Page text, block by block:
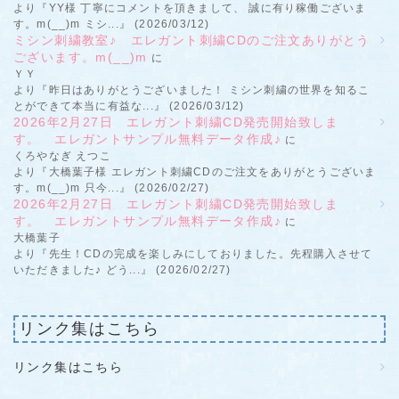
より『YY様 丁寧にコメントを頂きまして、 誠に有り稼働ございま
す。m(__)m ミシ...』 (2026/03/12)
ミシン刺繍教室♪ エレガント刺繍CDのご注文ありがとう
ございます。m(__)m に
ＹＹ
より『昨日はありがとうございました！ ミシン刺繍の世界を知るこ
とができて本当に有益な...』 (2026/03/12)
2026年2月27日 エレガント刺繍CD発売開始致しま
す。 エレガントサンプル無料データ作成♪ に
くろやなぎ えつこ
より『大橋葉子様 エレガント刺繍CDのご注文をありがとうございま
す。m(__)m 只今...』 (2026/02/27)
2026年2月27日 エレガント刺繍CD発売開始致しま
す。 エレガントサンプル無料データ作成♪ に
大橋葉子
より『先生！CDの完成を楽しみにしておりました。先程購入させて
いただきました♪ どう...』 (2026/02/27)
リンク集はこちら
リンク集はこちら